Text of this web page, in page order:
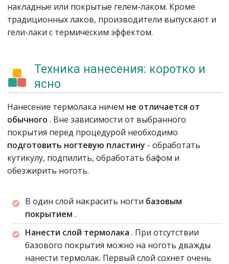
накладные или покрытые гелем-лаком. Кроме
традиционных лаков, производители выпускают и
гели-лаки с термическим эффектом.
Техника нанесения: коротко и
ясно
Нанесение термолака ничем не отличается от
обычного . Вне зависимости от выбранного
покрытия перед процедурой необходимо
подготовить ногтевую пластину - обработать
кутикулу, подпилить, обработать бафом и
обезжирить ноготь.
В один слой накрасить ногти базовым
покрытием .
Нанести слой термолака . При отсутствии
базового покрытия можно на ноготь дважды
нанести термолак. Первый слой сохнет очень